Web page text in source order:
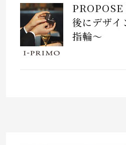
後にデザイ
指輪～